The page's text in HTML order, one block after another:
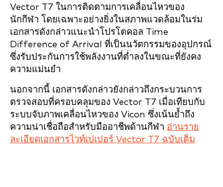
Vector T7 ในการติดตามการเคลื่อนไหวของ
นักกีฬา โดยเฉพาะอย่างยิ่งในสภาพแวดล้อมในร่ม
เอกสารดังกล่าวแนะนำโปรโตคอล Time
Difference of Arrival ที่เป็นนวัตกรรมของอุปกรณ์
ซึ่งรับประกันการใช้พลังงานที่ต่ำลงในขณะที่ยังคง
ความแม่นยำ
นอกจากนี้ เอกสารดังกล่าวยังกล่าวถึงกระบวนการ
ตรวจสอบที่ครอบคลุมของ Vector T7 เมื่อเทียบกับ
ระบบจับภาพเคลื่อนไหวของ Vicon ซึ่งเน้นย้ำถึง
ความน่าเชื่อถือสำหรับมืออาชีพด้านกีฬา อ่านราย
ละเอียดเอกสารไวท์เปเปอร์ Vector T7 ฉบับเต็ม